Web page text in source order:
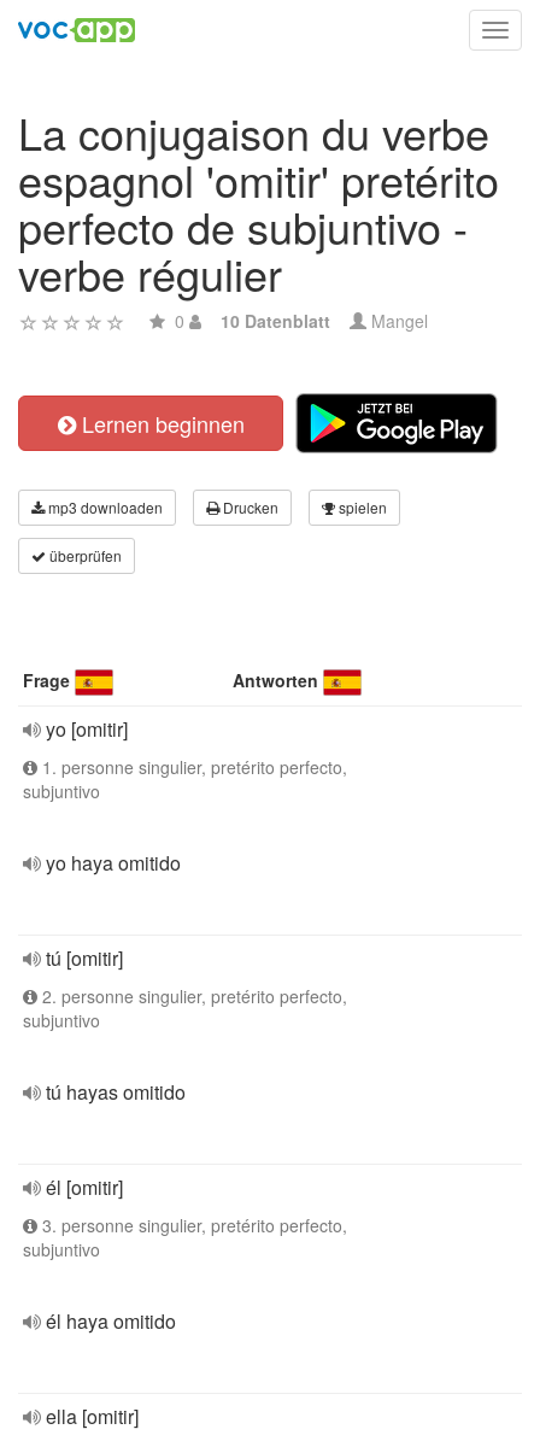
La conjugaison du verbe
espagnol 'omitir' pretérito
perfecto de subjuntivo -
verbe régulier
0 10 Datenblatt Mangel
Lernen beginnen
mp3 downloaden Drucken spielen
überprüfen
Frage Antworten
yo [omitir]
1. personne singulier, pretérito perfecto,
subjuntivo
yo haya omitido
tú [omitir]
2. personne singulier, pretérito perfecto,
subjuntivo
tú hayas omitido
él [omitir]
3. personne singulier, pretérito perfecto,
subjuntivo
él haya omitido
ella [omitir]